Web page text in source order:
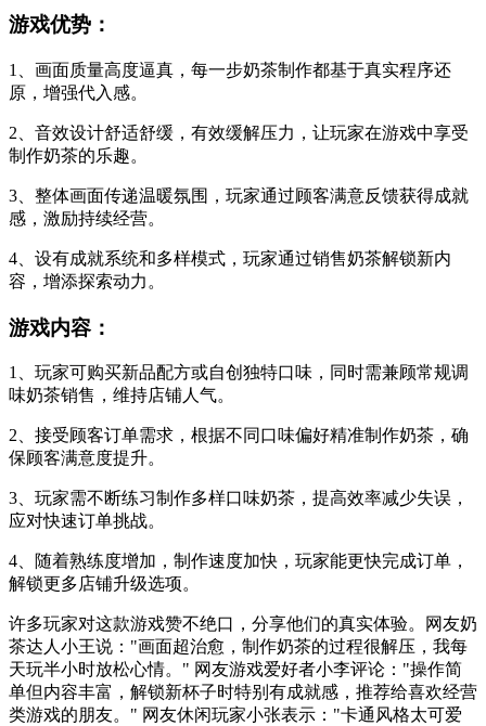
游戏优势：
1、画面质量高度逼真，每一步奶茶制作都基于真实程序还
原，增强代入感。
2、音效设计舒适舒缓，有效缓解压力，让玩家在游戏中享受
制作奶茶的乐趣。
3、整体画面传递温暖氛围，玩家通过顾客满意反馈获得成就
感，激励持续经营。
4、设有成就系统和多样模式，玩家通过销售奶茶解锁新内
容，增添探索动力。
游戏内容：
1、玩家可购买新品配方或自创独特口味，同时需兼顾常规调
味奶茶销售，维持店铺人气。
2、接受顾客订单需求，根据不同口味偏好精准制作奶茶，确
保顾客满意度提升。
3、玩家需不断练习制作多样口味奶茶，提高效率减少失误，
应对快速订单挑战。
4、随着熟练度增加，制作速度加快，玩家能更快完成订单，
解锁更多店铺升级选项。
许多玩家对这款游戏赞不绝口，分享他们的真实体验。网友奶
茶达人小王说："画面超治愈，制作奶茶的过程很解压，我每
天玩半小时放松心情。" 网友游戏爱好者小李评论："操作简
单但内容丰富，解锁新杯子时特别有成就感，推荐给喜欢经营
类游戏的朋友。" 网友休闲玩家小张表示："卡通风格太可爱